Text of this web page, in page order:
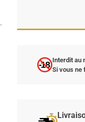
-18 Interdit au
Si vous ne